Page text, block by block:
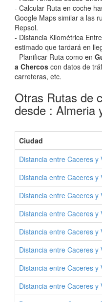
- Calcular Ruta en coche
Google Maps similar a las
Repsol.
- Distancia Kilométrica
estimado que tardará en
- Planificar Ruta como en
a Chercos con datos de
carreteras, etc.
Otras Rutas de
desde : Almeria
Ciudad
Distancia entre Caceres y
Distancia entre Caceres y
Distancia entre Caceres y
Distancia entre Caceres
Distancia entre Caceres y
Distancia entre Caceres y
Distancia entre Caceres y
Distancia entre Caceres